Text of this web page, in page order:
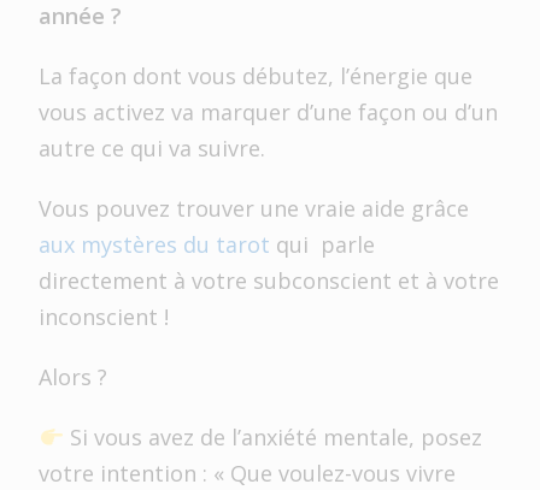
année ?
La façon dont vous débutez, l’énergie que
vous activez va marquer d’une façon ou d’un
autre ce qui va suivre.
Vous pouvez trouver une vraie aide grâce
aux mystères du tarot qui parle
directement à votre subconscient et à votre
inconscient !
Alors ?
Si vous avez de l’anxiété mentale, posez
votre intention : « Que voulez-vous vivre